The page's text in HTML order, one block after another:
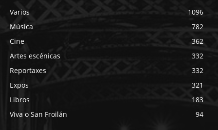
Varios
1096
Música
782
Cine
362
Artes escénicas
332
Reportaxes
332
Expos
321
Libros
183
Viva o San Froilán
94